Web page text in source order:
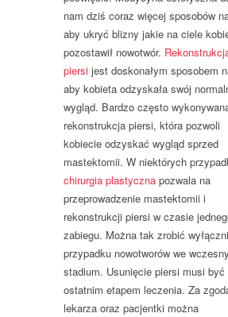
nam dziś coraz więcej sposobów
aby ukryć blizny jakie na ciele
pozostawił nowotwór.
piersi jest doskonałym sposobem
aby kobieta odzyskała swój
wygląd. Bardzo często
rekonstrukcja piersi, która pozwoli
kobiecie odzyskać wygląd sprzed
mastektomii. W niektórych
chirurgia plastyczna pozwala na
przeprowadzenie mastektomii i
rekonstrukcji piersi w czasie
zabiegu. Można tak zrobić
przypadku nowotworów we
stadium. Usunięcie piersi musi być
ostatnim etapem leczenia. Za
lekarza oraz pacjentki można